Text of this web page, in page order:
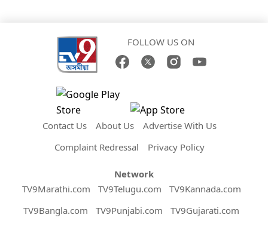
FOLLOW US ON
Contact Us About Us
Advertise With Us
Complaint Redressal
Privacy Policy
Network
TV9Marathi.com
TV9Telugu.com
TV9Kannada.com
TV9Bangla.com
TV9Punjabi.com
TV9Gujarati.com